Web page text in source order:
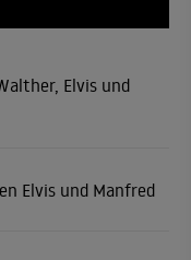
Elvis und
Elvis und Manfred